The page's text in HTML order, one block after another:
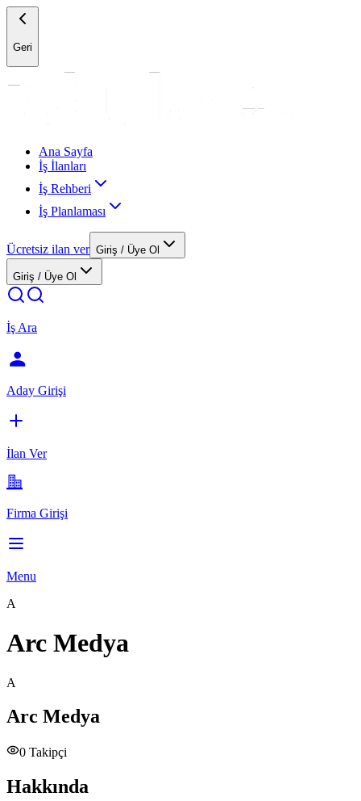
Geri
Ana Sayfa
İş İlanları
İş Rehberi
İş Planlaması
Ücretsiz ilan ver Giriş / Üye Ol
Giriş / Üye Ol
İş Ara
Aday Girişi
İlan Ver
Firma Girişi
Menu
A
Arc Medya
A
Arc Medya
0 Takipçi
Hakkında